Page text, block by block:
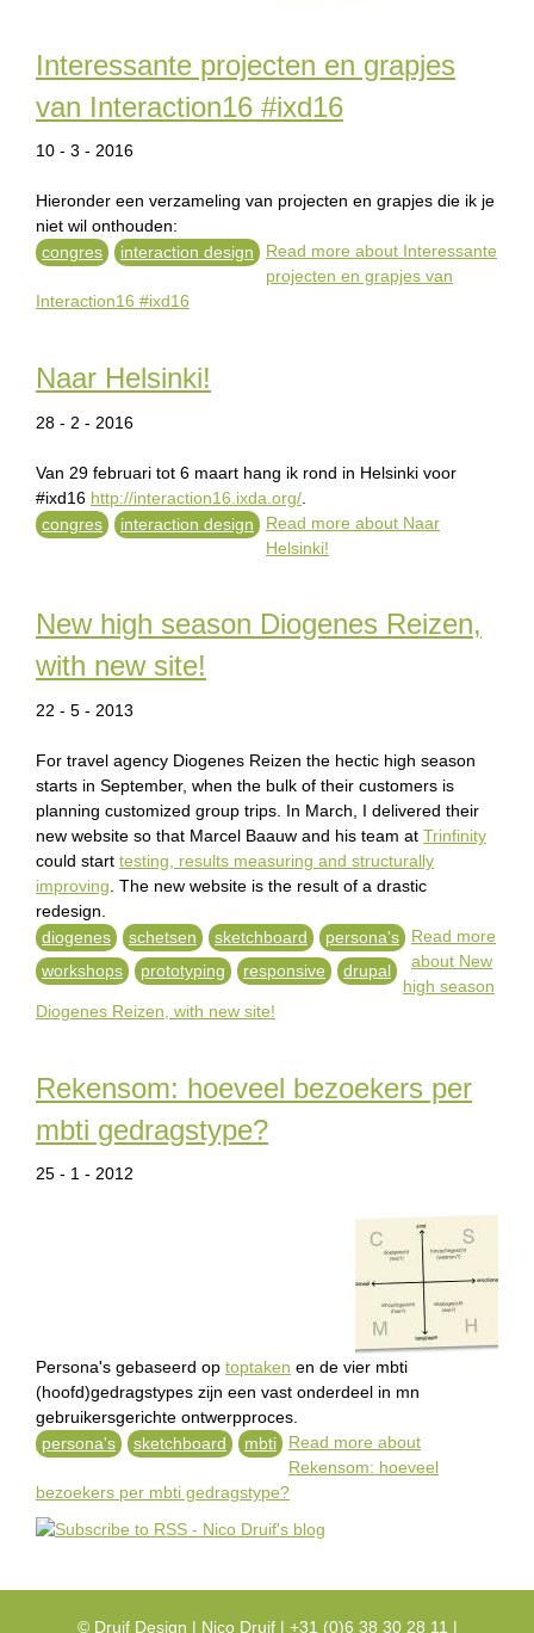
Interessante projecten en grapjes
van Interaction16 #ixd16
10 - 3 - 2016
Hieronder een verzameling van projecten en grapjes die ik je
niet wil onthouden:
congres
interaction design Read more about Interessante
projecten en grapjes van
Interaction16 #ixd16
Naar Helsinki!
28 - 2 - 2016
Van 29 februari tot 6 maart hang ik rond in Helsinki voor
#ixd16 http://interaction16.ixda.org/
congres
interaction design Read more about Naar
Helsinki!
New high season Diogenes Reizen,
with new site!
22 - 5 - 2013
For travel agency Diogenes Reizen the hectic high season
starts in September, when the bulk of their customers is
planning customized group trips. In March, I delivered their
new website so that Marcel Baauw and his team at Trinfinity
could start testing, results measuring and structurally
improving . The new website is the result of a drastic
redesign.
diogenes
schetsen sketchboard
persona's
workshops
prototyping responsive drupal
Read more
about New
high season
Diogenes Reizen, with new site!
Rekensom: hoeveel bezoekers per
mbti gedragstype?
25 - 1 - 2012
Persona's gebaseerd op toptaken en de vier mbti
(hoofd)gedragstypes zijn een vast onderdeel in mn
gebruikersgerichte ontwerpproces.
persona's
sketchboard mbti Read more about
Rekensom: hoeveel
bezoekers per mbti gedragstype?
© Druif Design | Nico Druif | +31 (0)6 38 30 28 11 |